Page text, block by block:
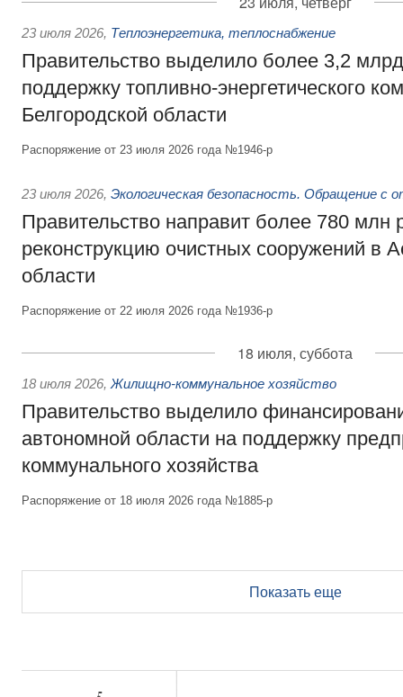
23 июля 2026, Теплоэнергетика, теплоснабжение
Правительство выделило более 3,2
поддержку топливно-энергетического
Белгородской области
Распоряжение от 23 июля 2026 года №1946-р
23 июля 2026, Экологическая безопасность. Обращение с
Правительство направит более 780 млн
реконструкцию очистных сооружений в
области
Распоряжение от 22 июля 2026 года №1936-р
18 июля, суббота
18 июля 2026, Жилищно-коммунальное хозяйство
Правительство выделило
автономной области на поддержку
коммунального хозяйства
Распоряжение от 18 июля 2026 года №1885-р
Показать еще